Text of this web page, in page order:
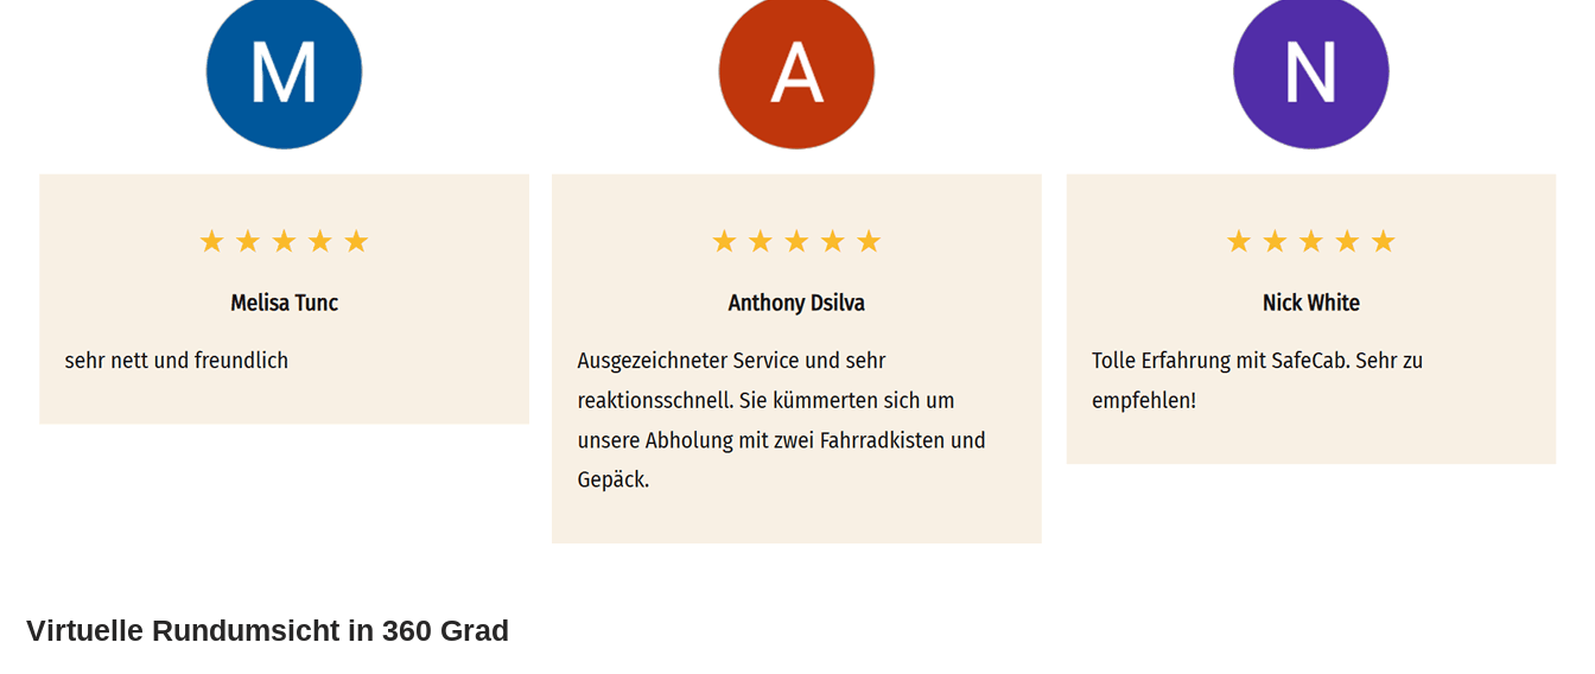
Virtuelle Rundumsicht in 360 Grad